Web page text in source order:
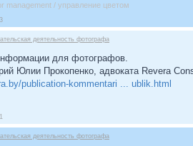
management / управление цветом
деятельность фотографа
для фотографов.
Юлии Прокопенко, адвоката Revera
publication-kommentari ... ublik.html
деятельность фотографа